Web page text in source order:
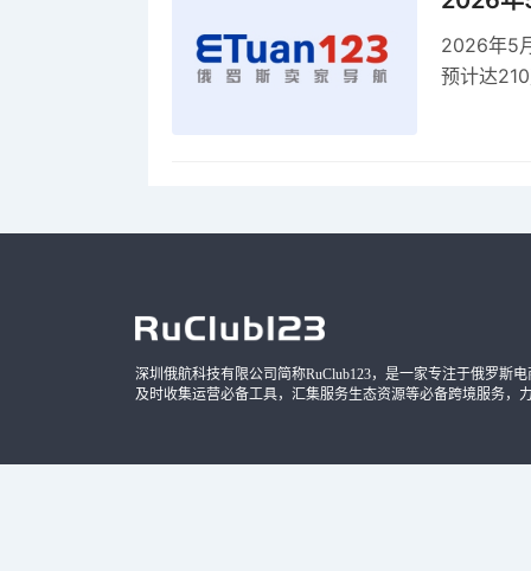
2026年5
预计达
深圳俄航科技有限公司简称RuClub123，是一家专注于俄罗斯
及时收集运营必备工具，汇集服务生态资源等必备跨境服务，